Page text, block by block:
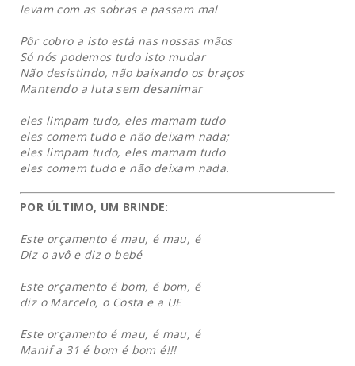
levam com as sobras e passam mal
Pôr cobro a isto está nas nossas mãos
Só nós podemos tudo isto mudar
Não desistindo, não baixando os braços
Mantendo a luta sem desanimar
eles limpam tudo, eles mamam tudo
eles comem tudo e não deixam nada;
eles limpam tudo, eles mamam tudo
eles comem tudo e não deixam nada.
POR ÚLTIMO, UM BRINDE:
Este orçamento é mau, é mau, é
Diz o avô e diz o bebé
Este orçamento é bom, é bom, é
diz o Marcelo, o Costa e a UE
Este orçamento é mau, é mau, é
Manif a 31 é bom é bom é!!!